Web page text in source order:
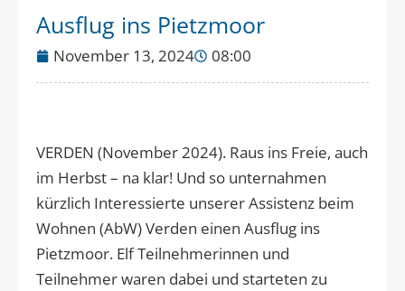
Ausflug ins Pietzmoor
November 13, 2024 08:00
VERDEN (November 2024). Raus ins Freie, auch
im Herbst – na klar! Und so unternahmen
kürzlich Interessierte unserer Assistenz beim
Wohnen (AbW) Verden einen Ausflug ins
Pietzmoor. Elf Teilnehmerinnen und
Teilnehmer waren dabei und starteten zu